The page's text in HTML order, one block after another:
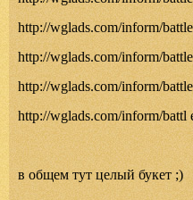
http://wglads.com/inform/
http://wglads.com/inform/
http://wglads.com/inform/
http://wglads.com/inform/battl
в общем тут целый букет ;)